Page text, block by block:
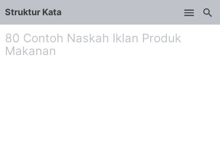
Struktur Kata
80 Contoh Naskah Iklan Produk
Makanan